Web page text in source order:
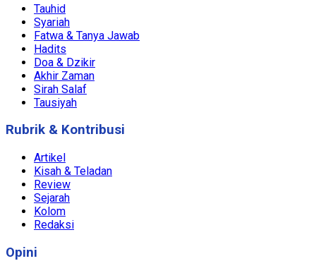
Tauhid
Syariah
Fatwa & Tanya Jawab
Hadits
Doa & Dzikir
Akhir Zaman
Sirah Salaf
Tausiyah
Rubrik & Kontribusi
Artikel
Kisah & Teladan
Review
Sejarah
Kolom
Redaksi
Opini